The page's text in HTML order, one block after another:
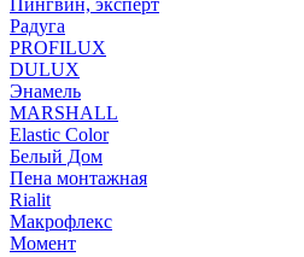
Пингвин, эксперт
Радуга
PROFILUX
DULUX
Энамель
MARSHALL
Elastic Color
Белый Дом
Пена монтажная
Rialit
Макрофлекс
Момент